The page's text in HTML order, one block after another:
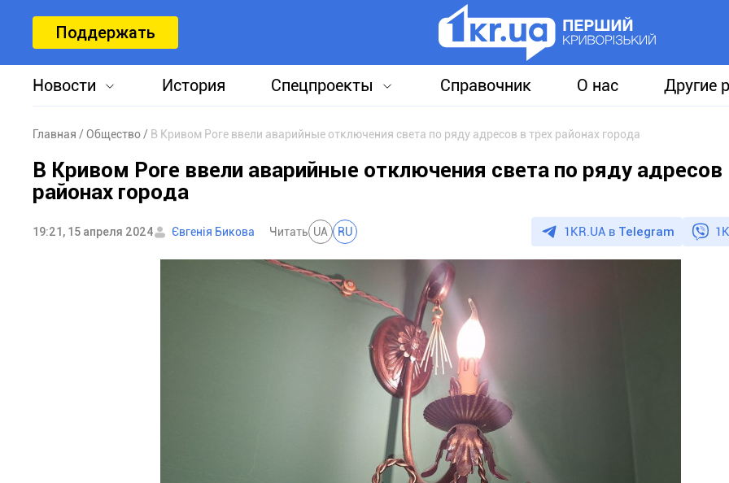
Поддержать
Новости История Спецпроекты Справочник О нас Другие
Главная Общество В Кривом Роге ввели аварийные отключения света по ряду адресов в трех районах города
В Кривом Роге ввели аварийные отключения света по ряду адресов
районах города
19:21, 15 апреля 2024 Євгенія Бикова Читать UA RU 1KR.UA в Telegram